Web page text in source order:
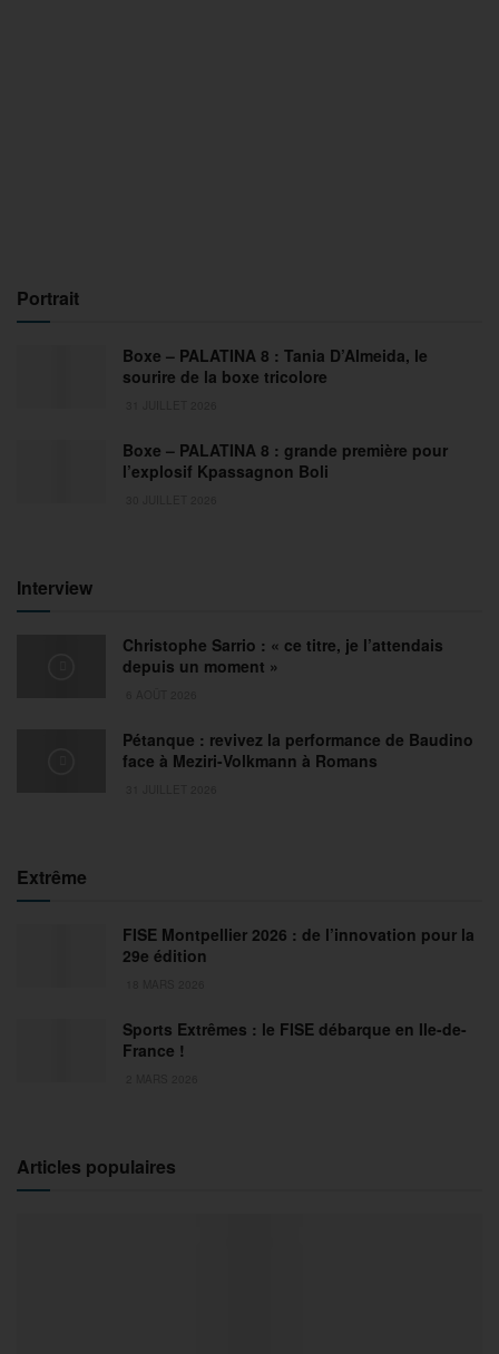
Portrait
Boxe – PALATINA 8 : Tania D’Almeida, le
sourire de la boxe tricolore
Boxe – PALATINA 8 : grande première pour
l’explosif Kpassagnon Boli
Interview
Christophe Sarrio : « ce titre, je l’attendais
depuis un moment »
Pétanque : revivez la performance de Baudino
face à Meziri-Volkmann à Romans
Extrême
FISE Montpellier 2026 : de l’innovation pour la
29e édition
Sports Extrêmes : le FISE débarque en Ile-de-
France !
Articles populaires